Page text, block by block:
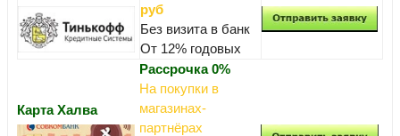
руб
Без визита в банк
От 12% годовых
Карта Халва
Рассрочка 0%
На покупки в
магазинах-
партнёрах